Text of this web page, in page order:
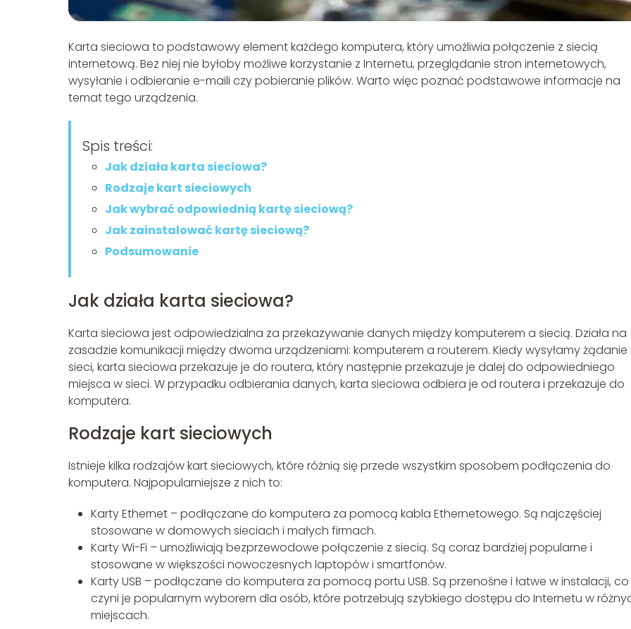
Karta sieciowa to podstawowy element każdego komputera, który umożliwia połączenie z siecią
internetową. Bez niej nie byłoby możliwe korzystanie z Internetu, przeglądanie stron internetowych,
wysyłanie i odbieranie e-maili czy pobieranie plików. Warto więc poznać podstawowe informacje na
temat tego urządzenia.
Spis treści:
Jak działa karta sieciowa?
Rodzaje kart sieciowych
Jak wybrać odpowiednią kartę sieciową?
Jak zainstalować kartę sieciową?
Podsumowanie
Jak działa karta sieciowa?
Karta sieciowa jest odpowiedzialna za przekazywanie danych między komputerem a siecią. Działa na
zasadzie komunikacji między dwoma urządzeniami: komputerem a routerem. Kiedy wysyłamy
sieci, karta sieciowa przekazuje je do routera, który następnie przekazuje je dalej do odpowiedniego
miejsca w sieci. W przypadku odbierania danych, karta sieciowa odbiera je od routera i przekazuje do
komputera.
Rodzaje kart sieciowych
Istnieje kilka rodzajów kart sieciowych, które różnią się przede wszystkim sposobem podłączenia do
komputera. Najpopularniejsze z nich to:
Karty Ethernet – podłączane do komputera za pomocą kabla Ethernetowego. Są najczęściej
stosowane w domowych sieciach i małych firmach.
Karty Wi-Fi – umożliwiają bezprzewodowe połączenie z siecią. Są coraz bardziej popularne i
stosowane w większości nowoczesnych laptopów i smartfonów.
Karty USB – podłączane do komputera za pomocą portu USB. Są przenośne i łatwe w instalacji, co
czyni je popularnym wyborem dla osób, które potrzebują szybkiego dostępu do Internetu w
miejscach.